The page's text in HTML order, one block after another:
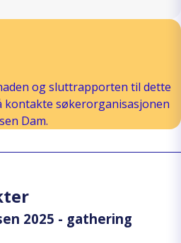
og sluttrapporten til dette
kontakte søkerorganisasjonen
Dam.
2025 - gathering